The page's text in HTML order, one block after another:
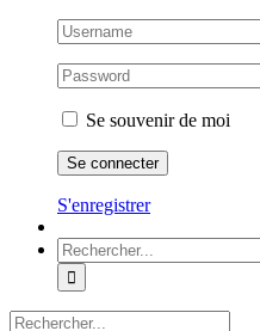
Se souvenir de moi
S'enregistrer
Rechercher:
Rechercher: